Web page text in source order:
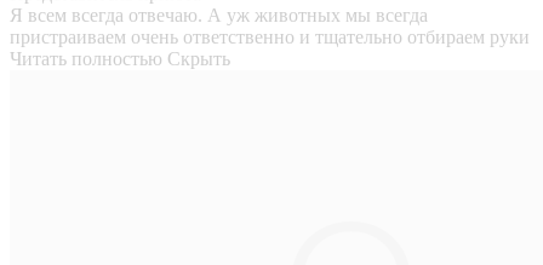
Я всем всегда отвечаю. А уж животных мы всегда
пристраиваем очень ответственно и тщательно отбираем руки
Читать полностью Скрыть